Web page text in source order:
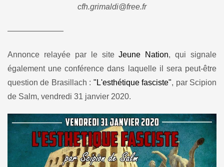
cfh.grimaldi@free.fr
———————
Annonce relayée par le siteJeune Nation, qui signale
également une conférence dans laquelle il sera peut-être
question de Brasillach : "L'esthétique fasciste", par Scipion
de Salm, vendredi 31 janvier 2020.